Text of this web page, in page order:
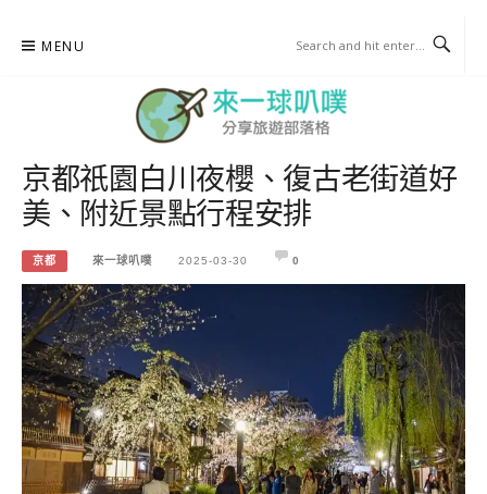
MENU
來一球叭噗
分享日本自助部落格
京都祇園白川夜櫻、復古老街道好
美、附近景點行程安排
京都 來一球叭噗 2025-03-30 0